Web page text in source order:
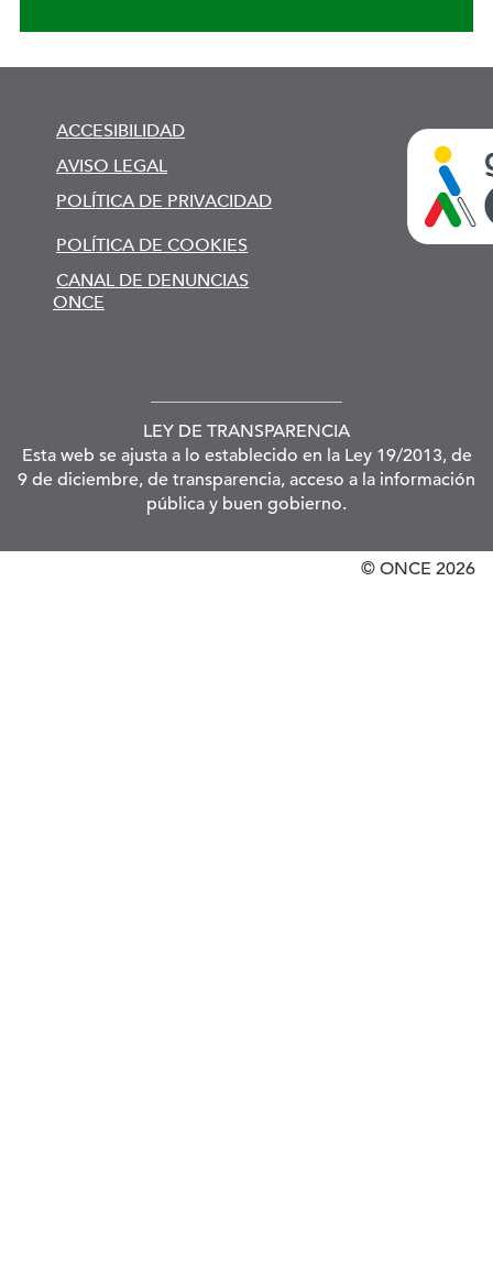
ACCESIBILIDAD
AVISO LEGAL
POLÍTICA DE PRIVACIDAD
POLÍTICA DE COOKIES
CANAL DE DENUNCIAS
ONCE
LEY DE TRANSPARENCIA
Esta web se ajusta a lo establecido en la Ley 19/2013, de
9 de diciembre, de transparencia, acceso a la información
pública y buen gobierno.
© ONCE 2026